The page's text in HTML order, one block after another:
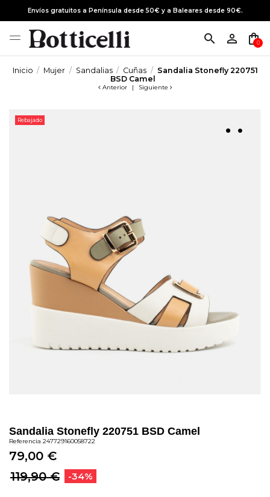
Envíos gratuitos a Península desde 50€ y a Baleares desde 90€.
search person_outline shopping_bag
0
Inicio Mujer Sandalias Cuñas
Sandalia Stonefly 220751
BSD Camel
Anterior | Siguiente
Rebajado
Sandalia Stonefly 220751 BSD Camel
Referencia 247729160058722
79,00 €
119,90 €
-34%